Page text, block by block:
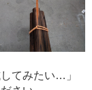
てみたい…」